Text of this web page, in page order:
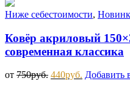
Ниже себестоимости,
Ковёр акриловый
современная классика
от 750руб. 440руб. Добавить